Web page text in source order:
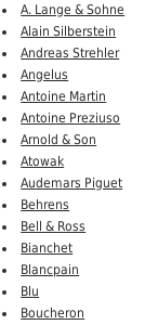
A. Lange & Sohne
Alain Silberstein
Andreas Strehler
Angelus
Antoine Martin
Antoine Preziuso
Arnold & Son
Atowak
Audemars Piguet
Behrens
Bell & Ross
Bianchet
Blancpain
Blu
Boucheron